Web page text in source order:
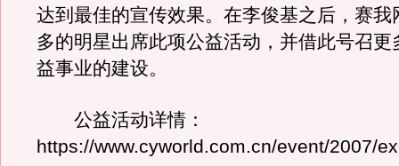
达到最佳的宣传效果。在李俊基之后，赛我
多的明星出席此项公益活动，并借此号召更
益事业的建设。
公益活动详情：
https://www.cyworld.com.cn/event/2007/